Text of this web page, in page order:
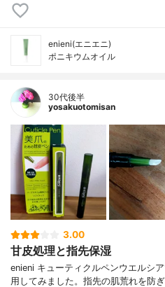
enieni(エニエニ)
ポニキウムオイル
30代後半
yosakuotomisan
3.00
甘皮処理と指先保湿
enieni キューティクルペンウエルシ
用してみました。指先の肌荒れを防